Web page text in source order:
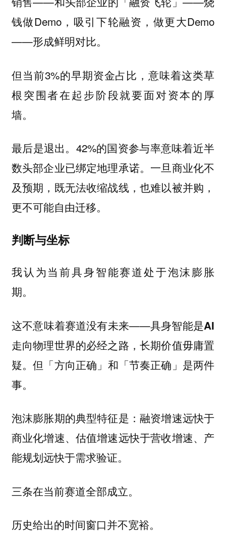
钱做Demo，吸引下轮融资，做更大Demo
——形成鲜明对比。
但当前3%的早期资金占比，意味着这类草
根突围者在起步阶段就要面对资本的厚
墙。
最后是退出。42%的国资参与率意味着近半
数头部企业已绑定地理承诺。一旦商业化不
及预期，既无法收缩战线，也难以被并购，
更不可能自由迁移。
判断与坐标
我认为当前具身智能赛道处于泡沫膨胀
期。
这不意味着赛道没有未来——具身智能是AI
走向物理世界的必经之路，长期价值毋庸置
疑。但「方向正确」和「节奏正确」是两件
事。
泡沫膨胀期的典型特征是：融资增速远快于
商业化增速、估值增速远快于营收增速、产
能规划远快于需求验证。
三条在当前赛道全部成立。
历史给出的时间窗口并不宽裕。